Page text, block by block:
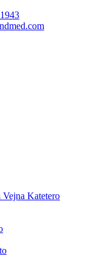
Vejna Katetero